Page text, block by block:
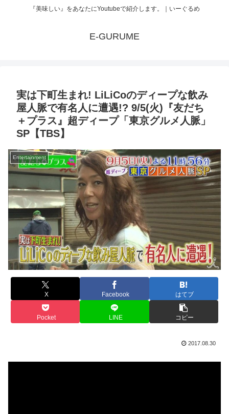
『美味しい』をあなたにYoutubeで紹介します。｜いーぐるめ
E-GURUME
実は下町生まれ! LiLiCoのディープな飲み
屋人脈で有名人に遭遇!? 9/5(火)『友だち
＋プラス』超ディープ「東京グルメ人脈」
SP【TBS】
Entertainment
X Facebook はてブ
Pocket LINE コピー
2017.08.30